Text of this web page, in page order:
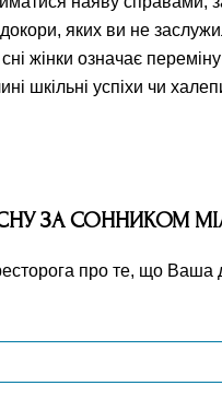
яких ви не
жінки означає
шкільні успіхи чи
ЗА СОННИКОМ
про те, що